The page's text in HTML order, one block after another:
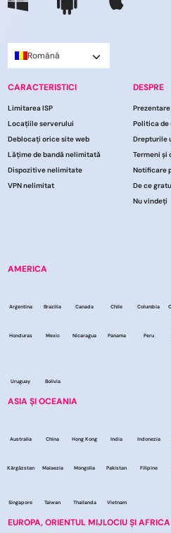
Română
CARACTERISTICI
Limitarea ISP
Locațiile serverului
Deblocați orice site web
Lățime de bandă nelimitată
Dispozitive nelimitate
VPN nelimitat
DESPRE
Politica
Drepturile
Termeni și
De ce
Nu vindeți
AMERICA
Argentina Brazilia Canada Chile Columbia
Honduras Mexic Nicaragua Panama Peru
Uruguay Bolivia
ASIA ȘI OCEANIA
Australia China Hong Kong India Indonezia
Kârgâzstan Malaezia Mongolia Pakistan Filipine
Singapore Taiwan Thailanda Vietnam
EUROPA, ORIENTUL MIJLOCIU ȘI AFRICA